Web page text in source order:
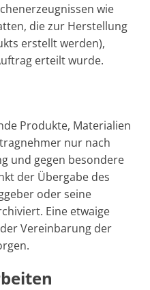
wie
die zur Herstellung
erstellt werden),
erteilt wurde.
Produkte, Materialien
nur nach
und gegen besondere
der Übergabe des
oder seine
Eine etwaige
Vereinbarung der